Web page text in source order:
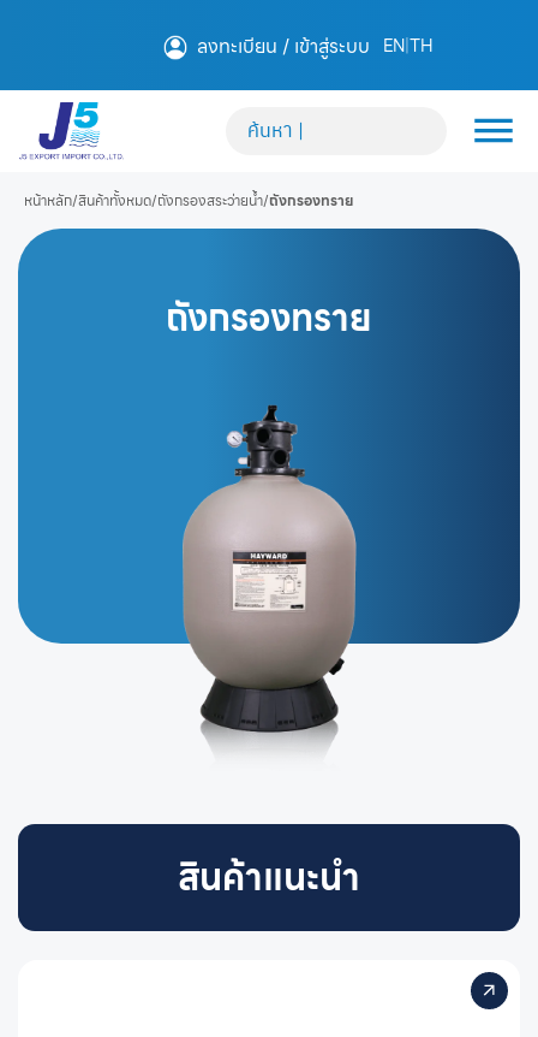
ลงทะเบียน / เข้าสู่ระบบ EN|TH
หน้าหลัก/สินค้าทั้งหมด/ถังกรองสระว่ายน้ำ/ถังกรองทราย
ถังกรองทราย
สินค้าแนะนำ